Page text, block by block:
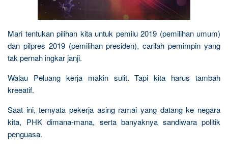
Mari tentukan pilihan kita untuk pemilu 2019 (pemilihan umum)
dan pilpres 2019 (pemilihan presiden), carilah pemimpin yang
tak pernah ingkar janji.
Walau Peluang kerja makin sulit. Tapi kita harus tambah
kreeatif.
Saat ini, ternyata pekerja asing ramai yang datang ke negara
kita, PHK dimana-mana, serta banyaknya sandiwara politik
penguasa.